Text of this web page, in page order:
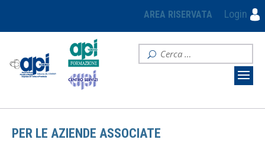
AREA RISERVATA Login
PER LE AZIENDE ASSOCIATE